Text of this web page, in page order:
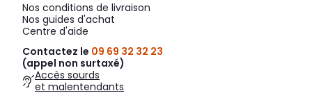
Nos conditions de livraison
Nos guides d'achat
Centre d'aide
Contactez le 09 69 32 32 23
(appel non surtaxé)
Accès sourds
et malentendants